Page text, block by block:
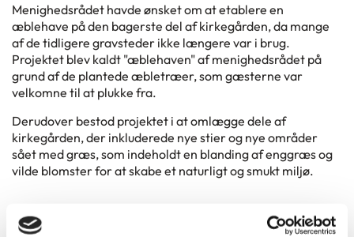
Menighedsrådet havde ønsket om at etablere en
æblehave på den bagerste del af kirkegården, da mange
af de tidligere gravsteder ikke længere var i brug.
Projektet blev kaldt "æblehaven" af menighedsrådet på
grund af de plantede æbletræer, som gæsterne var
velkomne til at plukke fra.
Derudover bestod projektet i at omlægge dele af
kirkegården, der inkluderede nye stier og nye områder
sået med græs, som indeholdt en blanding af enggræs og
vilde blomster for at skabe et naturligt og smukt miljø.
Billeder fra projektet